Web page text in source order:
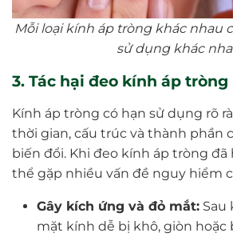
Mỗi loại kính áp tròng khác nhau
sử dụng khác
3. Tác hại đeo kính áp
Kính áp tròng có hạn sử dụng rõ
thời gian, cấu trúc và thành phần
biến đổi. Khi đeo kính áp tròng đã
thể gặp nhiều vấn đề nguy hiểm
Gây kích ứng và đỏ mắt:Sau
mặt kính dễ bị khô, giòn hoặc